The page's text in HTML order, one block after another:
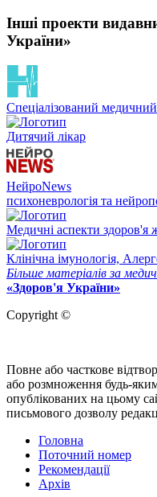
Інші проекти
України»
Спеціалізований
Дитячий лікар
НейроNews
психоневрологія та
Медичні аспекти здоров'я
Клінічна імунологія,
Більше матеріалів за
«Здоров'я України»
Copyright ©
Повне або часткове
або розмноження будь-
опублікованих на цьому
письмового дозволу
Головна
Поточний номер
Рекомендації
Архів